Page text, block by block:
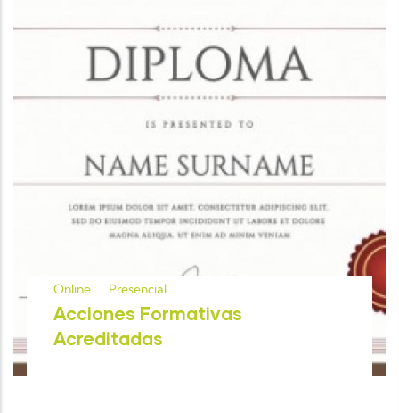
Online Presencial
Acciones Formativas
Acreditadas